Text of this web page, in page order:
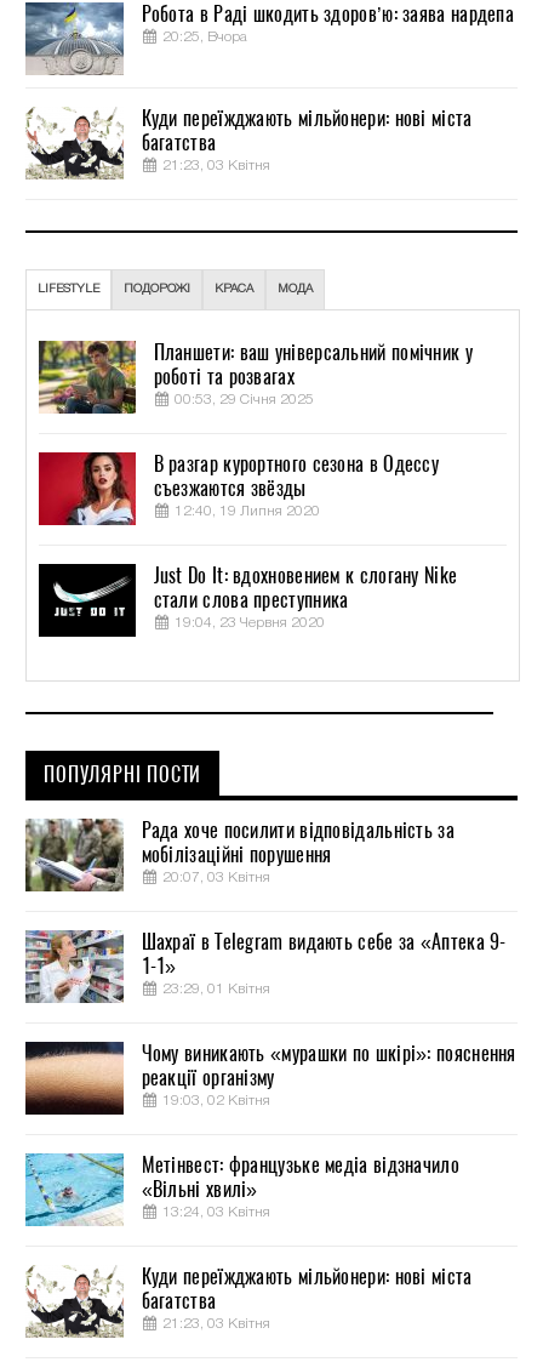
Робота в Раді шкодить здоров’ю: заява нардепа
20:25, Вчора
Куди переїжджають мільйонери: нові міста
багатства
21:23, 03 Квітня
LIFESTYLE ПОДОРОЖІ КРАСА МОДА
Планшети: ваш універсальний помічник у
роботі та розвагах
00:53, 29 Січня 2025
В разгар курортного сезона в Одессу
съезжаются звёзды
12:40, 19 Липня 2020
Just Do It: вдохновением к слогану Nike
стали слова преступника
19:04, 23 Червня 2020
ПОПУЛЯРНІ ПОСТИ
Рада хоче посилити відповідальність за
мобілізаційні порушення
20:07, 03 Квітня
Шахраї в Telegram видають себе за «Аптека 9-
1-1»
23:29, 01 Квітня
Чому виникають «мурашки по шкірі»: пояснення
реакції організму
19:03, 02 Квітня
Метінвест: французьке медіа відзначило
«Вільні хвилі»
13:24, 03 Квітня
Куди переїжджають мільйонери: нові міста
багатства
21:23, 03 Квітня